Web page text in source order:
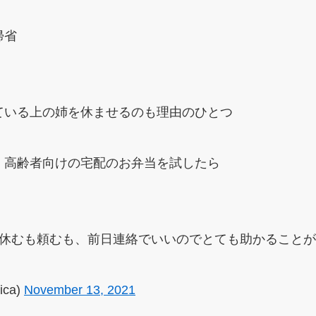
省
る上の姉を休ませるのも理由のひとつ
齢者向けの宅配のお弁当を試したら
むも頼むも、前日連絡でいいのでとても助かること
November 13, 2021